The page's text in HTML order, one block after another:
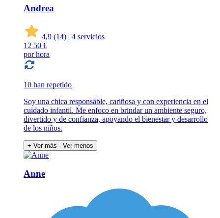
Andrea
4,9 (14) | 4 servicios
12 50 €
por hora
10 han repetido
Soy una chica responsable, cariñosa y con experiencia en el
cuidado infantil. Me enfoco en brindar un ambiente seguro,
divertido y de confianza, apoyando el bienestar y desarrollo
de los niños.
+ Ver más - Ver menos
Anne